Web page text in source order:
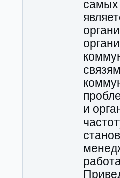
самых
и